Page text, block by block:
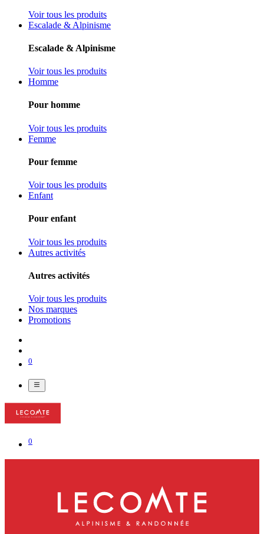
Voir tous les produits
Escalade & Alpinisme
Escalade & Alpinisme
Voir tous les produits
Homme
Pour homme
Voir tous les produits
Femme
Pour femme
Voir tous les produits
Enfant
Pour enfant
Voir tous les produits
Autres activités
Autres activités
Voir tous les produits
Nos marques
Promotions
0
0